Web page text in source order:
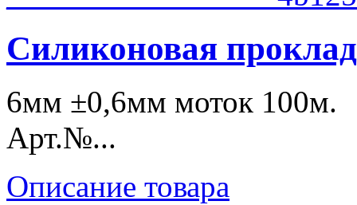
Силиконовая
6мм ±0,6мм моток 100м.
Арт.№...
Описание товара